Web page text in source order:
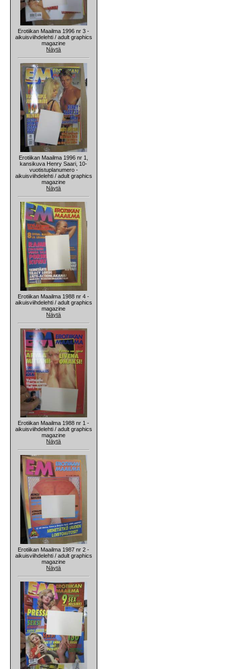
Erotiikan Maailma 1996 nr 3 -
aikuisviihdelehti / adult graphics
magazine
Näytä
Erotiikan Maailma 1996 nr 1,
kansikuva Henry Saari, 10-
vuotistuplanumero -
aikuisviihdelehti / adult graphics
magazine
Näytä
Erotiikan Maailma 1988 nr 4 -
aikuisviihdelehti / adult graphics
magazine
Näytä
Erotiikan Maailma 1988 nr 1 -
aikuisviihdelehti / adult graphics
magazine
Näytä
Erotiikan Maailma 1987 nr 2 -
aikuisviihdelehti / adult graphics
magazine
Näytä